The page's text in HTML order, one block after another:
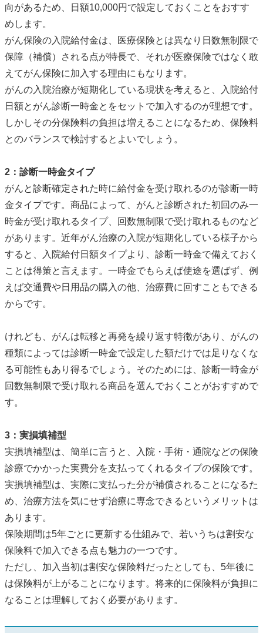
向があるため、日額10,000円で設定しておくことをおすす
めします。
がん保険の入院給付金は、医療保険とは異なり日数無制限で
保障（補償）される点が特長で、それが医療保険ではなく敢
えてがん保険に加入する理由にもなります。
がんの入院治療が短期化している現状を考えると、入院給付
日額とがん診断一時金とをセットで加入するのが理想です。
しかしその分保険料の負担は増えることになるため、保険料
とのバランスで検討するとよいでしょう。
2：診断一時金タイプ
がんと診断確定された時に給付金を受け取れるのが診断一時
金タイプです。商品によって、がんと診断された初回のみ一
時金が受け取れるタイプ、回数無制限で受け取れるものなど
があります。近年がん治療の入院が短期化している様子から
すると、入院給付日額タイプより、診断一時金で備えておく
ことは得策と言えます。一時金でもらえば使途を選ばず、例
えば交通費や日用品の購入の他、治療費に回すこともできる
からです。
けれども、がんは転移と再発を繰り返す特徴があり、がんの
種類によっては診断一時金で設定した額だけでは足りなくな
る可能性もあり得るでしょう。そのためには、診断一時金が
回数無制限で受け取れる商品を選んでおくことがおすすめで
す。
3：実損填補型
実損填補型は、簡単に言うと、入院・手術・通院などの保険
診療でかかった実費分を支払ってくれるタイプの保険です。
実損填補型は、実際に支払った分が補償されることになるた
め、治療方法を気にせず治療に専念できるというメリットは
あります。
保険期間は5年ごとに更新する仕組みで、若いうちは割安な
保険料で加入できる点も魅力の一つです。
ただし、加入当初は割安な保険料だったとしても、5年後に
は保険料が上がることになります。将来的に保険料が負担に
なることは理解しておく必要があります。